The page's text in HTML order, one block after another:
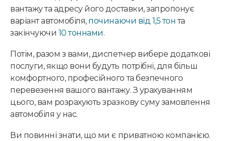
вантажу та адресу його доставки, запропонує
варіант автомобіля, починаючи від 1,5 тон та
закінчуючи 10 тоннами.
Потім, разом з вами, диспетчер вибере додаткові
послуги, якщо вони будуть потрібні, для більш
комфортного, професійного та безпечного
перевезення вашого вантажу. З урахуванням
цього, вам розрахують зразкову суму замовлення
автомобіля у нас.
Ви повинні знати, що ми є приватною компанією.